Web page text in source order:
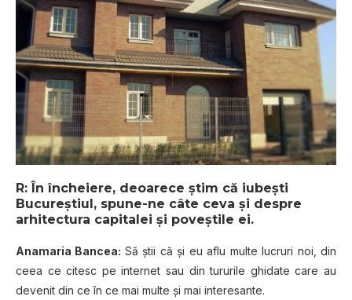
R: În încheiere, deoarece știm că iubești
Bucureștiul, spune-ne câte ceva și despre
arhitectura capitalei și poveștile ei.
Anamaria Bancea: Să știi că și eu aflu multe lucruri noi, din
ceea ce citesc pe internet sau din tururile ghidate care au
devenit din ce în ce mai multe și mai interesante.